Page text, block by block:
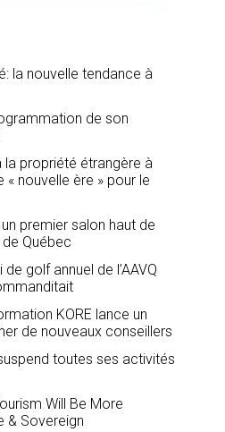
la nouvelle tendance à
de son
la propriété étrangère à
« nouvelle ère » pour le
premier salon haut de
Québec
golf annuel de l’AAVQ
KORE lance un
de nouveaux conseillers
toutes ses activités
Will Be More
& Sovereign